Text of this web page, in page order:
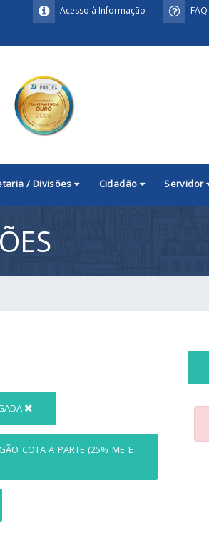
FAQ
Acesso à Informação
/ Divisões Cidadão Servidor
COTA A PARTE (25% ME E